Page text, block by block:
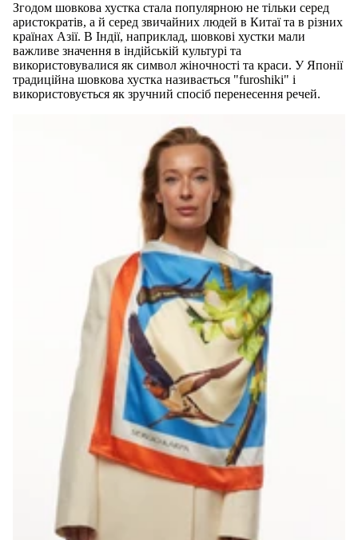
Згодом шовкова хустка стала популярною не тільки серед
аристократів, а й серед звичайних людей в Китаї та в різних
країнах Азії. В Індії, наприклад, шовкові хустки мали
важливе значення в індійській культурі та
використовувалися як символ жіночності та краси. У Японії
традиційна шовкова хустка називається "furoshiki" і
використовується як зручний спосіб перенесення речей.